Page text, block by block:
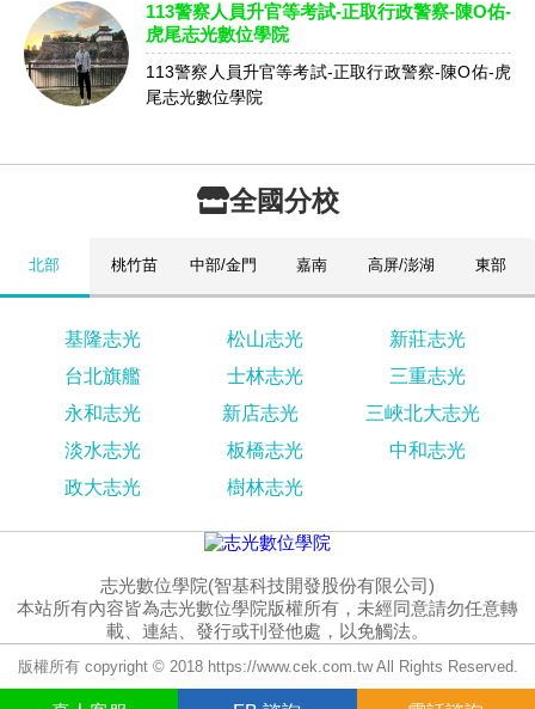
113警察人員升官等考試-正取行政警察-陳O佑-
虎尾志光數位學院
113警察人員升官等考試-正取行政警察-陳O佑-虎
尾志光數位學院
全國分校
北部 桃竹苗 中部/金門 嘉南 高屏/澎湖 東部
基隆志光 松山志光
新莊志光
台北旗艦
士林志光
三重志光
永和志光
新店志光
三峽北大志光
淡水志光
板橋志光
中和志光
政大志光
樹林志光
志光數位學院(智基科技開發股份有限公司)
本站所有內容皆為志光數位學院版權所有，未經同意請勿任意轉
載、連結、發行或刊登他處，以免觸法。
版權所有 copyright © 2018 https://www.cek.com.tw All Rights Reserved.